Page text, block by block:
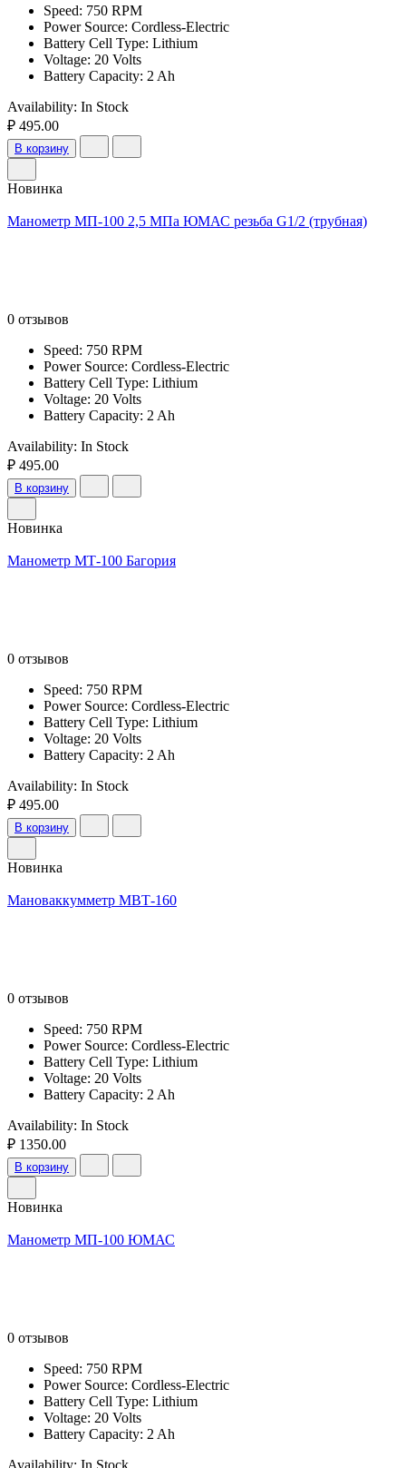
Speed: 750 RPM
Power Source: Cordless-Electric
Battery Cell Type: Lithium
Voltage: 20 Volts
Battery Capacity: 2 Ah
Availability: In Stock
₽ 495.00
В корзину
Новинка
Манометр МП-100 2,5 МПа ЮМАС резьба G1/2 (трубная)
0 отзывов
Speed: 750 RPM
Power Source: Cordless-Electric
Battery Cell Type: Lithium
Voltage: 20 Volts
Battery Capacity: 2 Ah
Availability: In Stock
₽ 495.00
В корзину
Новинка
Манометр МТ-100 Багория
0 отзывов
Speed: 750 RPM
Power Source: Cordless-Electric
Battery Cell Type: Lithium
Voltage: 20 Volts
Battery Capacity: 2 Ah
Availability: In Stock
₽ 495.00
В корзину
Новинка
Мановаккумметр МВТ-160
0 отзывов
Speed: 750 RPM
Power Source: Cordless-Electric
Battery Cell Type: Lithium
Voltage: 20 Volts
Battery Capacity: 2 Ah
Availability: In Stock
₽ 1350.00
В корзину
Новинка
Манометр МП-100 ЮМАС
0 отзывов
Speed: 750 RPM
Power Source: Cordless-Electric
Battery Cell Type: Lithium
Voltage: 20 Volts
Battery Capacity: 2 Ah
Availability: In Stock